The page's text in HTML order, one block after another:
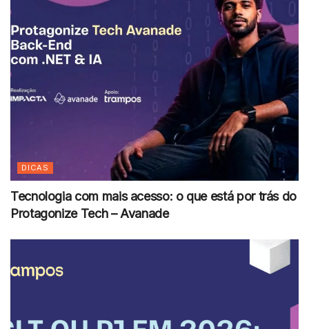
DICAS
Tecnologia com mais acesso: o que está por trás do
Protagonize Tech – Avanade